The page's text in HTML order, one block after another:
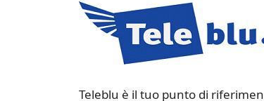
Teleblu è il tuo punto di